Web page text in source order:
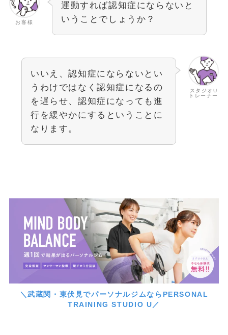
お客様
運動すれば認知症にならないと
いうことでしょうか？
スタジオU
トレーナー
いいえ、認知症にならないとい
うわけではなく認知症になるの
を遅らせ、認知症になっても進
行を緩やかにするということに
なります。
＼武蔵関・東伏見でパーソナルジムならPERSONAL
TRAINING STUDIO U／